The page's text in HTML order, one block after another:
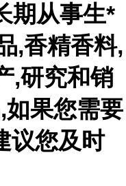
期从事生*
,香精香料,
,研究和销
果您需要
议您及时